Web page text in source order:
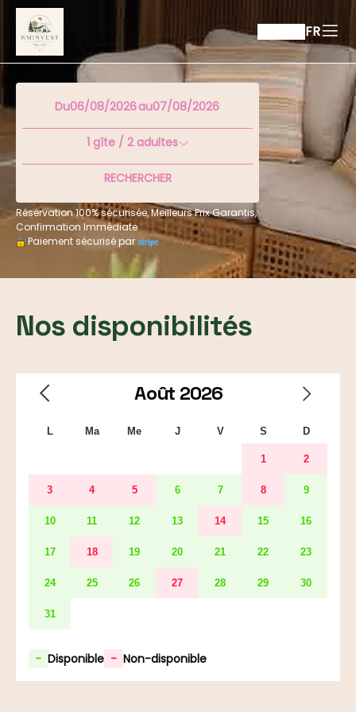
FR
Du au
1 gîte / 2 adultes
RECHERCHER
Réservation 100% sécurisée, Meilleurs Prix Garantis,
Confirmation Immédiate
Paiement sécurisé par
Nos disponibilités
Août 2026
L Ma Me J V S D
1 2
3 4 5 6 7 8 9
10 11 12 13 14 15 16
17 18 19 20 21 22 23
24 25 26 27 28 29 30
31
- Disponible - Non-disponible